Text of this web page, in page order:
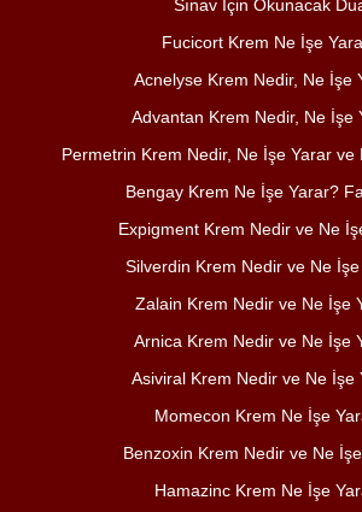
Sınav İçin Okunacak
Fucicort Krem Ne İşe
Acnelyse Krem Nedir, Ne İşe
Advantan Krem Nedir, Ne İşe
Permetrin Krem Nedir, Ne İşe Yarar ve
Bengay Krem Ne İşe Yarar?
Expigment Krem Nedir ve Ne
Silverdin Krem Nedir ve Ne
Zalain Krem Nedir ve Ne İşe
Arnica Krem Nedir ve Ne İşe
Asiviral Krem Nedir ve Ne İşe
Momecon Krem Ne İşe
Benzoxin Krem Nedir ve Ne
Hamazinc Krem Ne İşe